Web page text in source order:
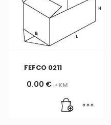
FEFCO 0211
0.00 €